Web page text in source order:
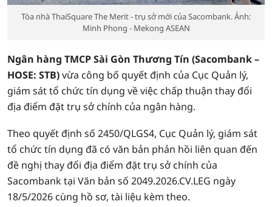
Tòa nhà ThaiSquare The Merit - trụ sở mới của Sacombank. Ảnh:
Minh Phong - Mekong ASEAN
Ngân hàng TMCP Sài Gòn Thương Tín (Sacombank –
HOSE: STB)vừa công bố quyết định của Cục Quản lý,
giám sát tổ chức tín dụng về việc chấp thuận thay đổi
địa điểm đặt trụ sở chính của ngân hàng.
Theo quyết định số 2450/QLGS4, Cục Quản lý, giám sát
tổ chức tín dụng đã có văn bản phản hồi liên quan đến
đề nghị thay đổi địa điểm đặt trụ sở chính của
Sacombank tại Văn bản số 2049.2026.CV.LEG ngày
18/5/2026 cùng hồ sơ, tài liệu kèm theo.